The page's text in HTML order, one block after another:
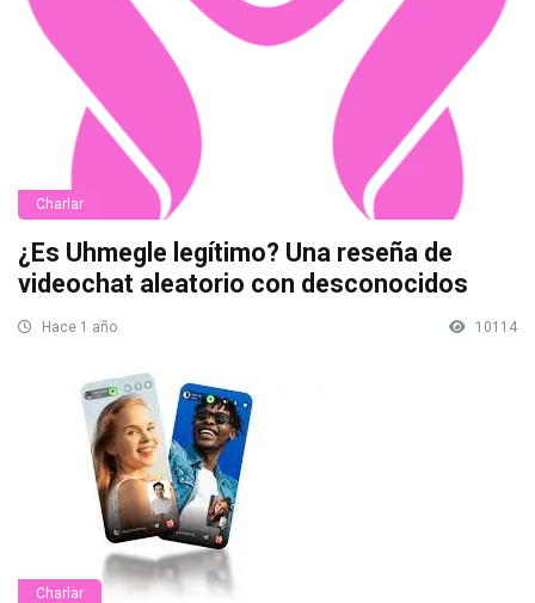
Charlar
¿Es Uhmegle legítimo? Una reseña de
videochat aleatorio con desconocidos
Hace 1 año 10114
Charlar